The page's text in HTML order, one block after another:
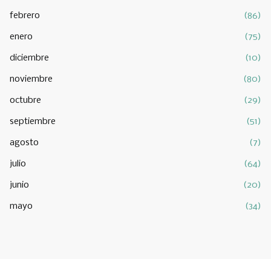
febrero (86)
enero (75)
diciembre (10)
noviembre (80)
octubre (29)
septiembre (51)
agosto (7)
julio (64)
junio (20)
mayo (34)